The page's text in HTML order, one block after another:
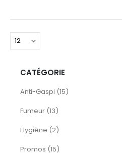
CATÉGORIE
Anti-Gaspi 15
articles
Fumeur 13
articles
Hygiène 2
articles
Promos 15
articles